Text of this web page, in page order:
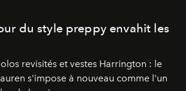
du style preppy envahit les
revisités et vestes Harrington : le
s'impose à nouveau comme l'un